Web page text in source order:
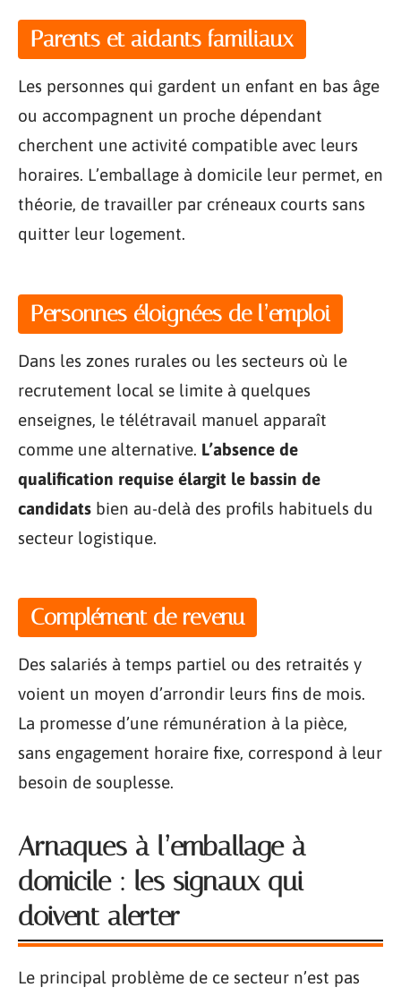
Parents et aidants familiaux
Les personnes qui gardent un enfant en bas âge
ou accompagnent un proche dépendant
cherchent une activité compatible avec leurs
horaires. L’emballage à domicile leur permet, en
théorie, de travailler par créneaux courts sans
quitter leur logement.
Personnes éloignées de l’emploi
Dans les zones rurales ou les secteurs où le
recrutement local se limite à quelques
enseignes, le télétravail manuel apparaît
comme une alternative. L’absence de
qualification requise élargit le bassin de
candidats bien au-delà des profils habituels du
secteur logistique.
Complément de revenu
Des salariés à temps partiel ou des retraités y
voient un moyen d’arrondir leurs fins de mois.
La promesse d’une rémunération à la pièce,
sans engagement horaire fixe, correspond à leur
besoin de souplesse.
Arnaques à l’emballage à
domicile : les signaux qui
doivent alerter
Le principal problème de ce secteur n’est pas